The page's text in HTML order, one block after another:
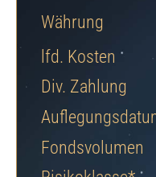
Währung
lfd. Kosten
Div. Zahlung
Fondsvolumen